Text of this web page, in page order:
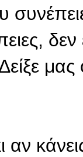
αν